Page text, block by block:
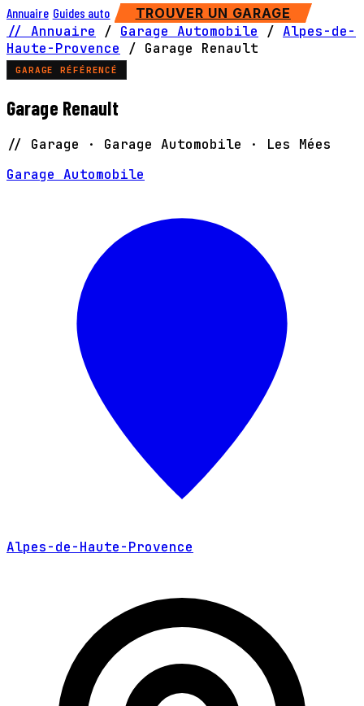
Annuaire Guides auto TROUVER UN GARAGE
// Annuaire / Garage Automobile / Alpes-de-
Haute-Provence
/ Garage Renault
GARAGE RÉFÉRENCÉ
Garage Renault
// Garage · Garage Automobile · Les Mées
Garage Automobile
Alpes-de-Haute-Provence